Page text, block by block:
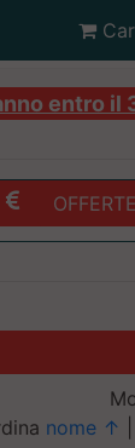
entro il
OFFERTE
nome ↑